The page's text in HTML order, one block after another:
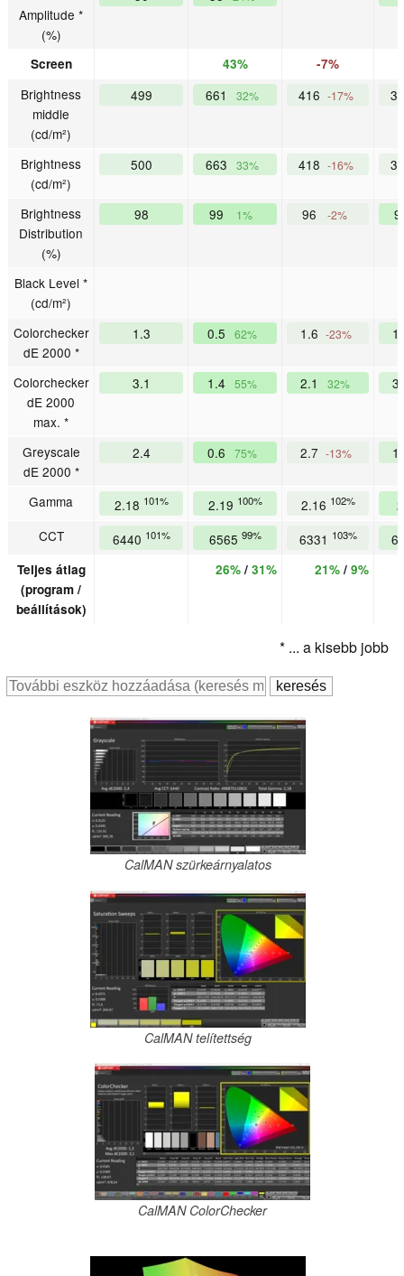
Amplitude *
(%)
Screen 43% -7%
Brightness
middle
(cd/m²)
499 661 32% 416 -17%
Brightness
(cd/m²)
500 663 33% 418 -16%
Brightness
Distribution
(%)
98 99 1% 96 -2%
Black Level *
(cd/m²)
Colorchecker
dE 2000 *
1.3 0.5 62% 1.6 -23%
Colorchecker
dE 2000
max. *
3.1 1.4 55% 2.1 32%
Greyscale
dE 2000 *
2.4 0.6 75% 2.7 -13%
Gamma 2.18 101% 2.19 100% 2.16 102%
CCT
6440 101% 6565 99% 6331 103%
Teljes átlag
(program /
beállítások)
26%/ 31% 21%/ 9%
* ... a kisebb jobb
CalMAN szürkeárnyalatos
CalMAN telítettség
CalMAN ColorChecker